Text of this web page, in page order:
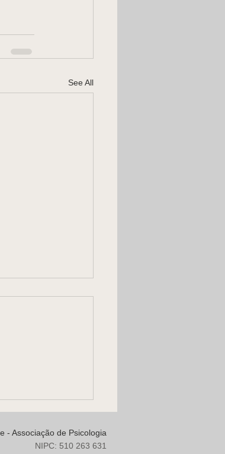
See All
- Associação de Psicologia
NIPC: 510 263 631